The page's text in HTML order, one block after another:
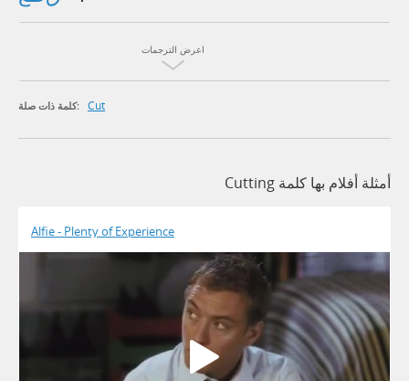
اعرض الترجمات
كلمة ذات صلة: Cut
أمثلة أفلام بها كلمة Cutting
Alfie - Plenty of Experience